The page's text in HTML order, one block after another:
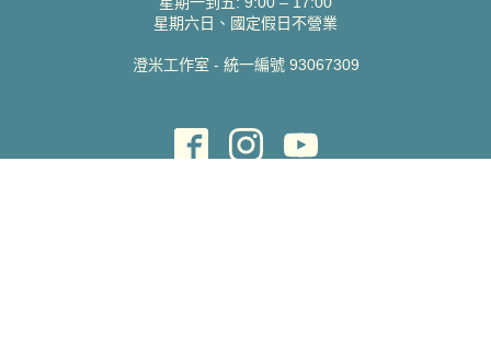
星期六日、國定假日不營業
澄米工作室 - 統一編號 93067309